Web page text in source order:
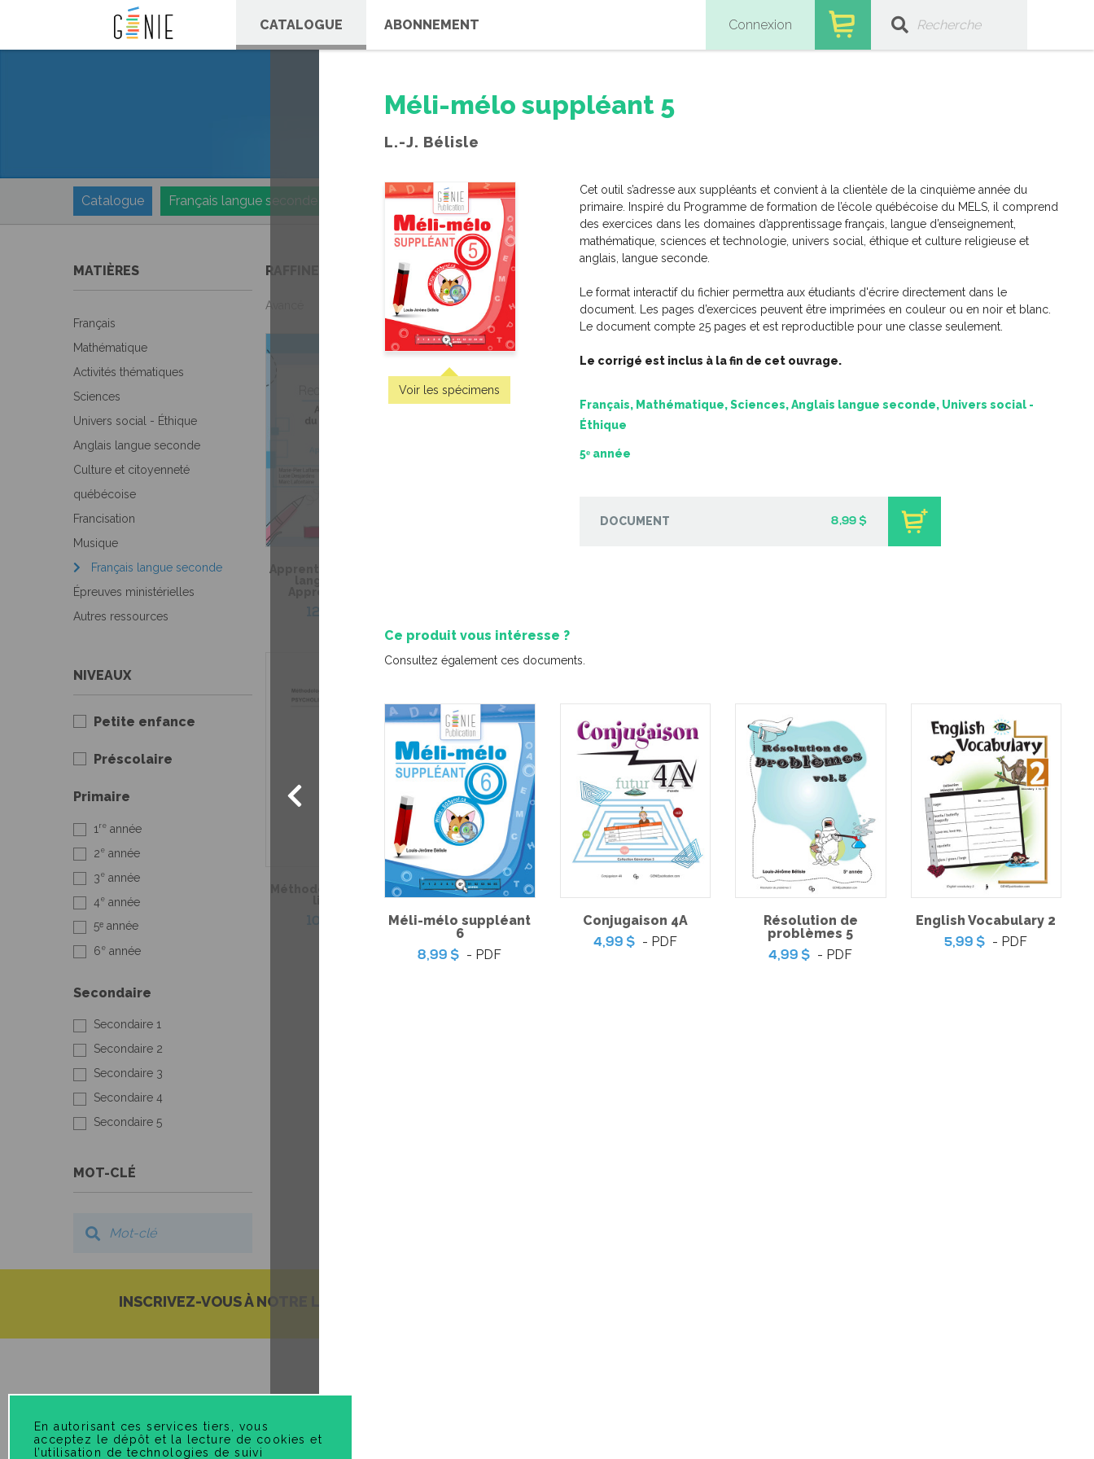
CATALOGUE ABONNEMENT Connexion
Catalogue Français langue seconde
MATIÈRES
Français
Mathématique
Activités thématiques
Sciences
Univers social - Éthique
Anglais langue seconde
Culture et citoyenneté
québécoise
Francisation
Musique
Français langue seconde
Épreuves ministérielles
Autres ressources
NIVEAUX
Petite enfance
Préscolaire
Primaire
1 re année
2 e année
3 e année
4 e année
5ᵉ année
6 e année
Secondaire
Secondaire 1
Secondaire 2
Secondaire 3
Secondaire 4
Secondaire 5
MOT-CLÉ
RAFFINEZ VOTRE RECHERCHE
Avancé Débutant Intermédiaire
Apprentissage du français
Méthodologie en psycho-
linguistique
Méli-mélo suppléant 5
L.-J. Bélisle
Voir les spécimens
Cet outil s’adresse aux suppléants et convient à la clientèle de la cinquième année du
primaire. Inspiré du Programme de formation de l’école québécoise du MELS, il comprend
des exercices dans les domaines d’apprentissage français, langue d’enseignement,
mathématique, sciences et technologie, univers social, éthique et culture religieuse et
anglais, langue seconde.
Le format interactif du fichier permettra aux étudiants d'écrire directement dans le
document. Les pages d’exercices peuvent être imprimées en couleur ou en noir et blanc.
Le document compte 25 pages et est reproductible pour une classe seulement.
Le corrigé est inclus à la fin de cet ouvrage.
Français, Mathématique, Sciences, Anglais langue seconde, Univers social -
Éthique
5ᵉ année
DOCUMENT 8,99 $
Ce produit vous intéresse ?
Consultez également ces documents.
Méli-mélo suppléant
6
8,99 $ - PDF
Conjugaison 4A
4,99 $ - PDF
Résolution de
problèmes 5
4,99 $ - PDF
English Vocabulary 2
5,99 $ - PDF
INSCRIVEZ-VOUS À NOTRE LISTE DE DIFFUSION
Panneau de gestion des cookies
En autorisant ces services tiers, vous
acceptez le dépôt et la lecture de cookies et
l’utilisation de technologies de suivi